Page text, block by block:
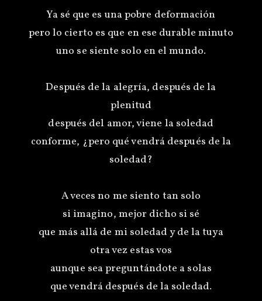
Ya sé que es una pobre deformación
pero lo cierto es que en ese durable minuto
uno se siente solo en el mundo.
Después de la alegría, después de la
plenitud
después del amor, viene la soledad
conforme, ¿pero qué vendrá después de la
soledad?
A veces no me siento tan solo
si imagino, mejor dicho si sé
que más allá de mi soledad y de la tuya
otra vez estas vos
aunque sea preguntándote a solas